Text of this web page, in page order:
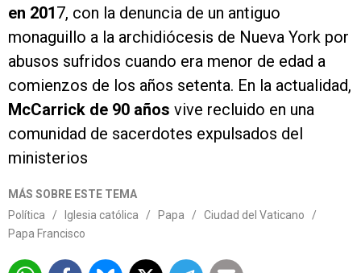
en 2017, con la denuncia de un antiguo
monaguillo a la archidiócesis de Nueva York por
abusos sufridos cuando era menor de edad a
comienzos de los años setenta. En la actualidad,
McCarrick de 90 años vive recluido en una
comunidad de sacerdotes expulsados del
ministerios
MÁS SOBRE ESTE TEMA
Política
/ Iglesia católica / Papa / Ciudad del Vaticano
/
Papa Francisco